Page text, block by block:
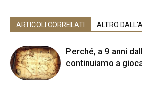
ARTICOLI CORRELATI ALTRO
Perché, a 9 anni
continuiamo a